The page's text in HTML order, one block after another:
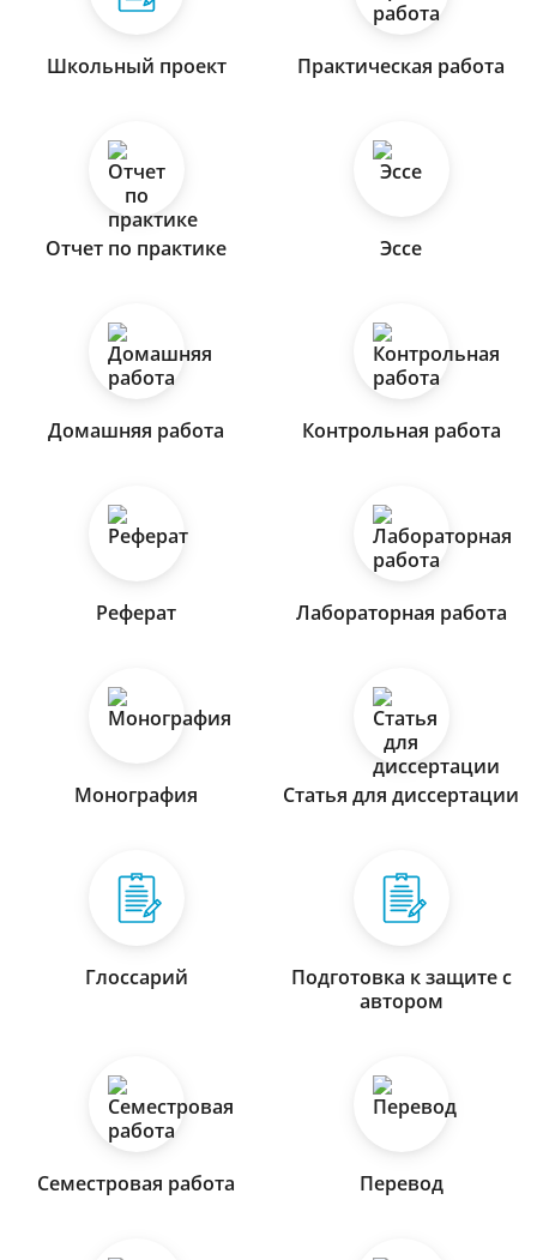
Школьный проект Практическая работа
Отчет по практике Эссе
Домашняя работа Контрольная работа
Реферат Лабораторная работа
Монография Статья для диссертации
Глоссарий
Подготовка к защите с
автором
Семестровая работа Перевод